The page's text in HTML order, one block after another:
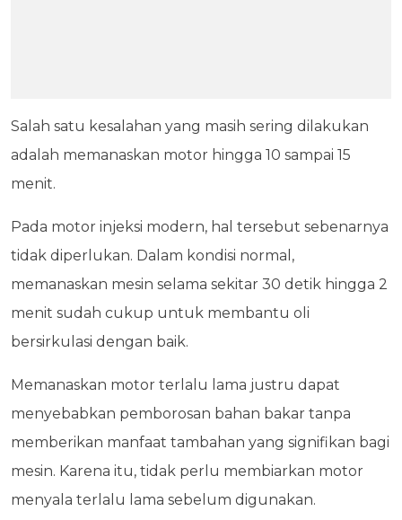
Salah satu kesalahan yang masih sering dilakukan
adalah memanaskan motor hingga 10 sampai 15
menit.
Pada motor injeksi modern, hal tersebut sebenarnya
tidak diperlukan. Dalam kondisi normal,
memanaskan mesin selama sekitar 30 detik hingga 2
menit sudah cukup untuk membantu oli
bersirkulasi dengan baik.
Memanaskan motor terlalu lama justru dapat
menyebabkan pemborosan bahan bakar tanpa
memberikan manfaat tambahan yang signifikan bagi
mesin. Karena itu, tidak perlu membiarkan motor
menyala terlalu lama sebelum digunakan.